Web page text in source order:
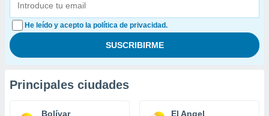
He leído y acepto la política de privacidad.
Principales ciudades
Bolívar El Angel